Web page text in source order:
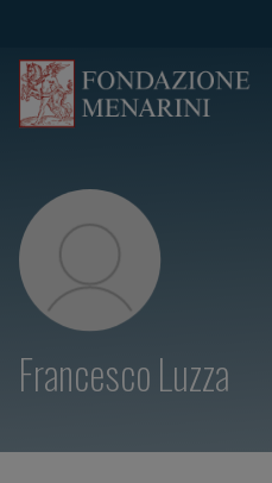
Francesco Luzza